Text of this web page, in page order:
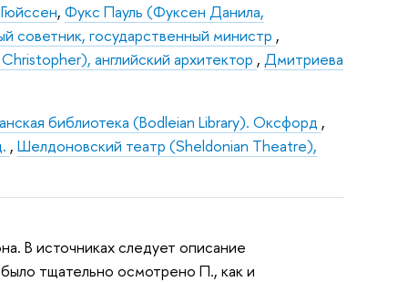
,Фукс Пауль (Фуксен Данила,
советник, государственный министр ,
английский архитектор ,Дмитриева
библиотека (Bodleian Library). Оксфорд ,
,Шелдоновский театр (Sheldonian Theatre),
В источниках следует описание
тщательно осмотрено П., как и